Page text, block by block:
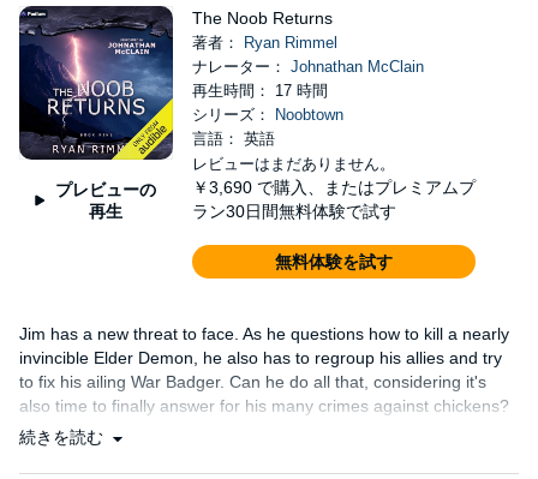
プレビューの
再生
The Noob Returns
著者：
Ryan Rimmel
ナレーター： Johnathan McClain
再生時間： 17 時間
シリーズ：
Noobtown
言語： 英語
レビューはまだありません。
￥3,690 で購入、またはプレミアムプ
ラン30日間無料体験で試す
無料体験を試す
Jim has a new threat to face. As he questions how to kill a nearly
invincible Elder Demon, he also has to regroup his allies and try
to fix his ailing War Badger. Can he do all that, considering it's
also time to finally answer for his many crimes against chickens?
続きを読む